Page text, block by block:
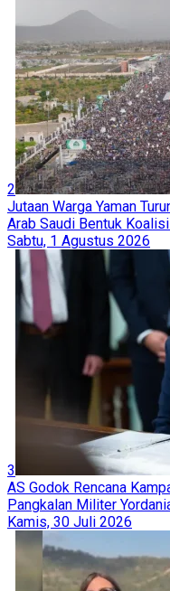
2
Jutaan Warga Yaman
Arab Saudi Bentuk
Sabtu, 1 Agustus 2026
3
AS Godok Rencana
Pangkalan Militer
Kamis, 30 Juli 2026